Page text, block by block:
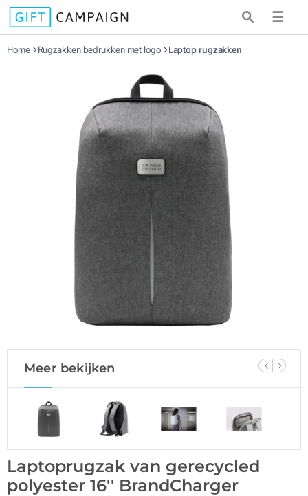
☰
Home Rugzakken bedrukken met logo Laptop rugzakken
Meer bekijken
Laptoprugzak van gerecycled
polyester 16'' BrandCharger